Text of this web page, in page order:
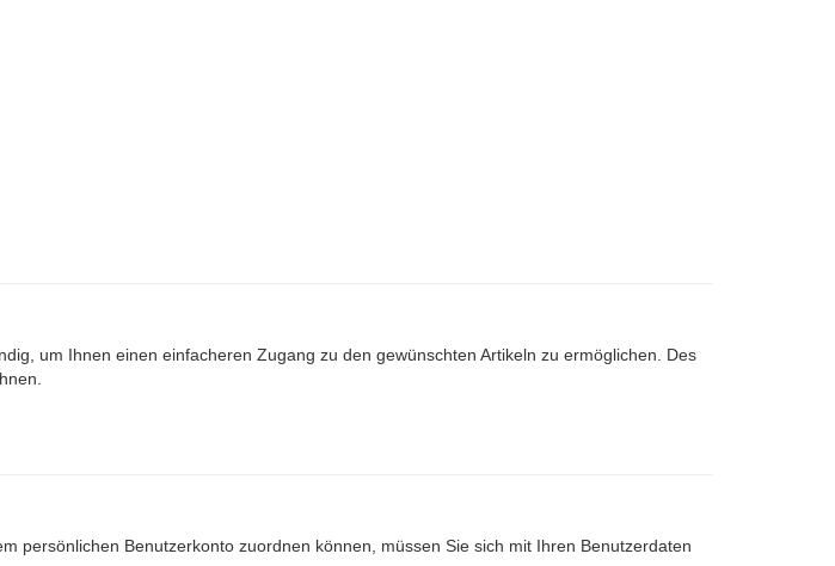
um Ihnen einen einfacheren Zugang zu den gewünschten Artikeln zu ermöglichen. Des
persönlichen Benutzerkonto zuordnen können, müssen Sie sich mit Ihren Benutzerdaten